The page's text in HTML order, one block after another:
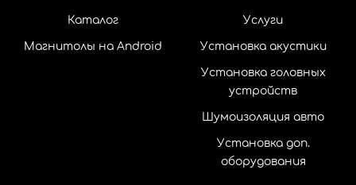
Каталог
Магнитолы на Android
Услуги
Установка акустики
Установка головных
устройств
Шумоизоляция авто
Установка доп.
оборудования